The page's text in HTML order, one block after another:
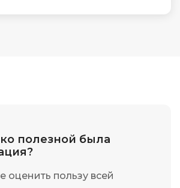
полезной была
оценить пользу всей